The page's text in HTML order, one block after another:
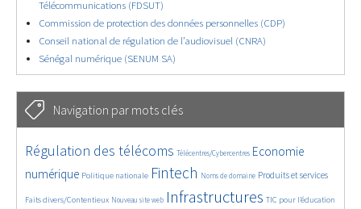
Télécommunications (FDSUT)
Commission de protection des données personnelles (CDP)
Conseil national de régulation de l’audiovisuel (CNRA)
Sénégal numérique (SENUM SA)
Navigation par mots clés
4658/5661
Régulation des télécoms
346/5661 Télécentres/Cybercentres
3735/5661
Economie
numérique
1849/5661 Politique nationale
5209/5661 Fintech
687/5661 Noms de domaine
2468/5661 Produits et services
1560/5661
Faits divers/Contentieux Nouveau site web Infrastructures TIC pour l’éducation